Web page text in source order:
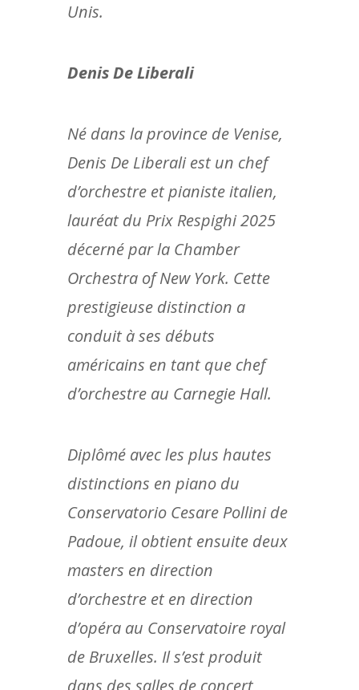
Unis.
Denis De Liberali
Né dans la province de Venise,
Denis De Liberali est un chef
d’orchestre et pianiste italien,
lauréat du Prix Respighi 2025
décerné par la Chamber
Orchestra of New York. Cette
prestigieuse distinction a
conduit à ses débuts
américains en tant que chef
d’orchestre au Carnegie Hall.
Diplômé avec les plus hautes
distinctions en piano du
Conservatorio Cesare Pollini de
Padoue, il obtient ensuite deux
masters en direction
d’orchestre et en direction
d’opéra au Conservatoire royal
de Bruxelles. Il s’est produit